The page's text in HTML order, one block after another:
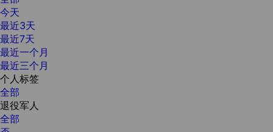
今天
最近3天
最近7天
最近一个月
最近三个月
个人标签
全部
退役军人
全部